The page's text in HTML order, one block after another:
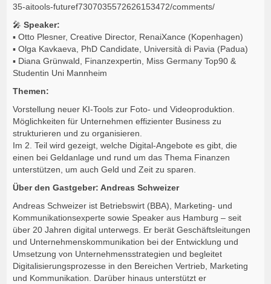
35-aitools-futuref7307035572626153472/comments/
🎤Speaker:
▪️ Otto Plesner, Creative Director, RenaiXance (Kopenhagen)
▪️ Olga Kavkaeva, PhD Candidate, Università di Pavia (Padua)
▪️ Diana Grünwald, Finanzexpertin, Miss Germany Top90 &
Studentin Uni Mannheim
Themen:
Vorstellung neuer KI-Tools zur Foto- und Videoproduktion.
Möglichkeiten für Unternehmen effizienter Business zu
strukturieren und zu organisieren.
Im 2. Teil wird gezeigt, welche Digital-Angebote es gibt, die
einen bei Geldanlage und rund um das Thema Finanzen
unterstützen, um auch Geld und Zeit zu sparen.
Über den Gastgeber: Andreas Schweizer
Andreas Schweizer ist Betriebswirt (BBA), Marketing- und
Kommunikationsexperte sowie Speaker aus Hamburg – seit
über 20 Jahren digital unterwegs. Er berät Geschäftsleitungen
und Unternehmenskommunikation bei der Entwicklung und
Umsetzung von Unternehmensstrategien und begleitet
Digitalisierungsprozesse in den Bereichen Vertrieb, Marketing
und Kommunikation. Darüber hinaus unterstützt er